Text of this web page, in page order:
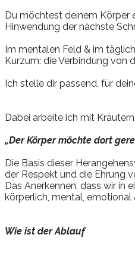
Du möchtest deinem Körper
Hinwendung der nächste
Im mentalen Feld & im
Kurzum: die Verbindung von
Ich stelle dir passend, für
Dabei arbeite ich mit
„Der Körper möchte dort
Die Basis dieser
der Respekt und die Ehrung
Das Anerkennen, dass wir in
körperlich, mental, emotional
Wie ist der Ablauf